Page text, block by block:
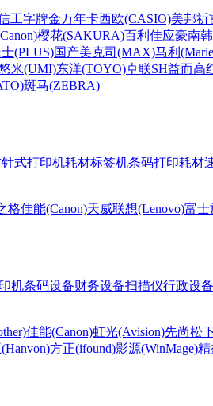
工字牌金万年卡西欧(CASIO)美邦祈
樱花(SAKURA)百利佳应豪南
(PLUS)国产美克司(MAX)马利
米(UMI)东洋(TOYO)卓联SH益而高
斑马(ZEBRA)
针式打印机耗材标签机条码打印耗材
格佳能(Canon)天威联想(Lenovo)富士
机条码设备财务设备扫描仪行政设备
佳能(Canon)虹光(Avision)先尚松
方正(ifound)影源(WinMage)精